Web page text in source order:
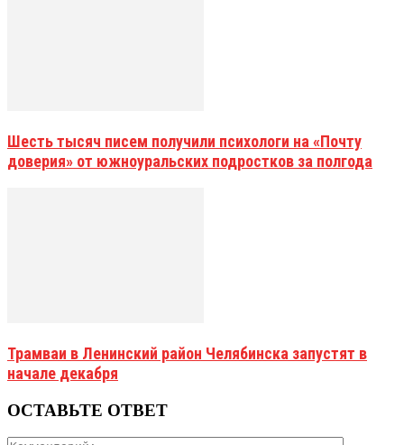
Шесть тысяч писем получили психологи на «Почту
доверия» от южноуральских подростков за полгода
Трамваи в Ленинский район Челябинска запустят в
начале декабря
ОСТАВЬТЕ ОТВЕТ